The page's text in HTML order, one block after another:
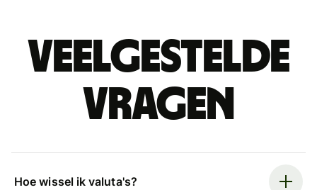
Veelgestelde
vragen
Hoe wissel ik valuta's?